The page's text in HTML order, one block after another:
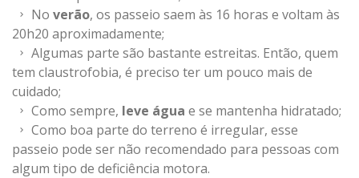
No verão, os passeio saem às 16 horas e voltam às
20h20 aproximadamente;
Algumas parte são bastante estreitas. Então, quem
tem claustrofobia, é preciso ter um pouco mais de
cuidado;
Como sempre, leve água e se mantenha hidratado;
Como boa parte do terreno é irregular, esse
passeio pode ser não recomendado para pessoas com
algum tipo de deficiência motora.